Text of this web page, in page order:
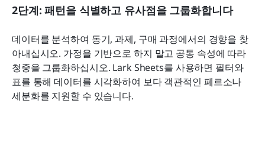
2단계: 패턴을 식별하고 유사점을 그룹화합니다
데이터를 분석하여 동기, 과제, 구매 과정에서의 경향을 찾
아내십시오. 가정을 기반으로 하지 말고 공통 속성에 따라
청중을 그룹화하십시오. Lark Sheets를 사용하면 필터와
표를 통해 데이터를 시각화하여 보다 객관적인 페르소나
세분화를 지원할 수 있습니다.